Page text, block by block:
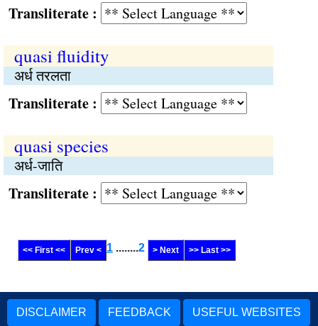
:
quasi fluidity
अर्ध तरलता
:
quasi species
अर्ध-जाति
:
<< First << Prev < 1 ........2 > Next >> Last >>
DISCLAIMER FEEDBACK USEFUL WEBSITES